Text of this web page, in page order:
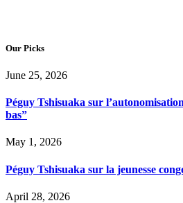
Our Picks
June 25, 2026
Péguy Tshisuaka sur
bas”
May 1, 2026
Péguy Tshisuaka sur la jeunesse
April 28, 2026